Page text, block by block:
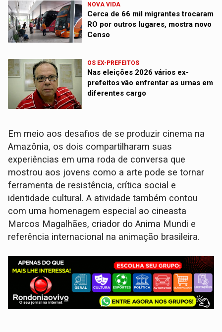
NOVA VIDA
Cerca de 66 mil migrantes trocaram
RO por outros lugares, mostra novo
Censo
OS EX-PREFEITOS
Nas eleições 2026 vários ex-
prefeitos vão enfrentar as urnas em
diferentes cargo
Em meio aos desafios de se produzir cinema na
Amazônia, os dois compartilharam suas
experiências em uma roda de conversa que
mostrou aos jovens como a arte pode se tornar
ferramenta de resistência, crítica social e
identidade cultural. A atividade também contou
com uma homenagem especial ao cineasta
Marcos Magalhães, criador do Anima Mundi e
referência internacional na animação brasileira.